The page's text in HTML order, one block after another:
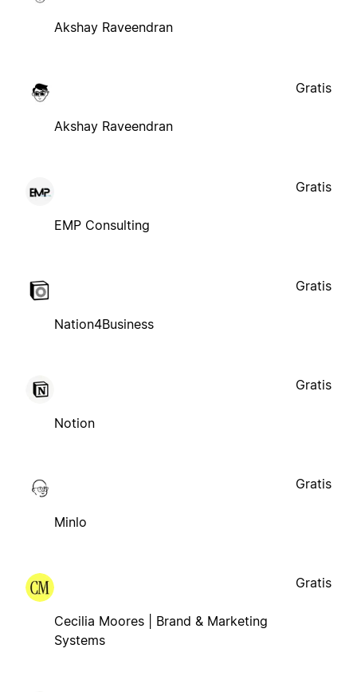
Akshay Raveendran
Akshay Raveendran
Gratis
EMP Consulting
Gratis
Nation4Business
Gratis
Notion
Gratis
Minlo
Gratis
Cecilia Moores | Brand & Marketing
Systems
Gratis